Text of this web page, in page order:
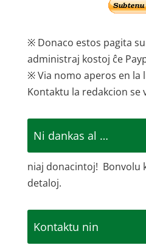
※ Donaco estos pagita
administraj kostoj ĉe
※ Via nomo aperos en la
Kontaktu la redakcion se
Ni dankas al …
niaj donacintoj! Bonvolu
detaloj.
Kontaktu nin